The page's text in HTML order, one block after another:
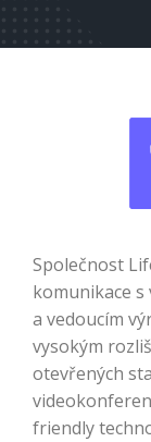
Společnost
komunikace
a vedoucím
vysokým
otevřených
friendly